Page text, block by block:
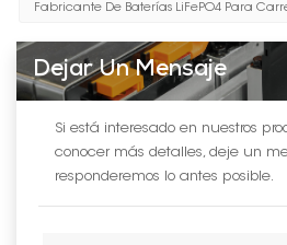
Fabricante De Baterías LiFePO4 Para
Dejar Un Mensaje
Si está interesado en nuestros
conocer más detalles, deje un
responderemos lo antes posible.